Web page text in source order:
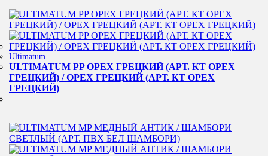
Ultimatum
ULTIMATUM PP ОРЕХ ГРЕЦКИЙ (АРТ. КТ ОРЕХ
ГРЕЦКИЙ) / ОРЕХ ГРЕЦКИЙ (АРТ. КТ ОРЕХ
ГРЕЦКИЙ)